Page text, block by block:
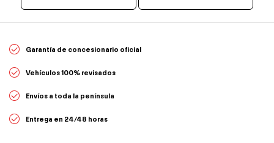
Garantía de concesionario oficial
Vehículos 100% revisados
Envíos a toda la península
Entrega en 24/48 horas